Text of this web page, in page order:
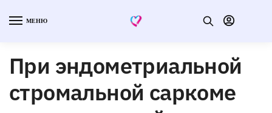
МЕНЮ
При эндометриальной
стромальной саркоме